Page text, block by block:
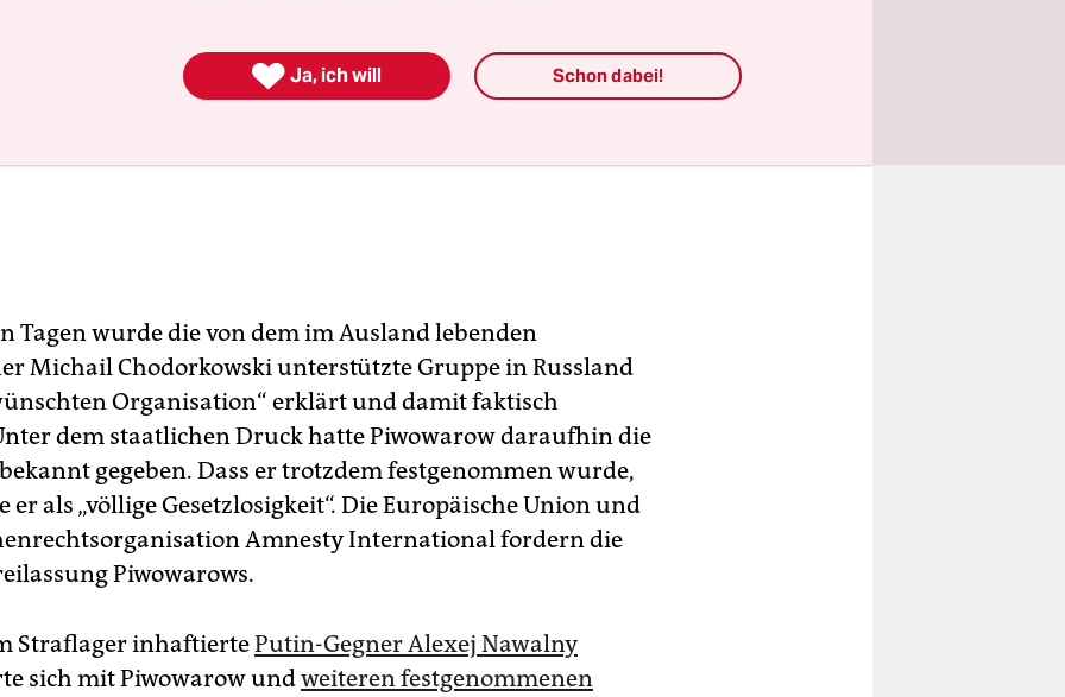
Tagen wurde die von dem im Ausland lebenden
Michail Chodorkowski unterstützte Gruppe in Russland
Organisation“ erklärt und damit faktisch
dem staatlichen Druck hatte Piwowarow daraufhin die
gegeben. Dass er trotzdem festgenommen wurde,
er als „völlige Gesetzlosigkeit“. Die Europäische Union und
Amnesty International fordern die
Piwowarows.
Straflager inhaftiertePutin-Gegner Alexej Nawalny
sich mit Piwowarow undweiteren festgenommenen
 Ja, ich will Schon dabei!